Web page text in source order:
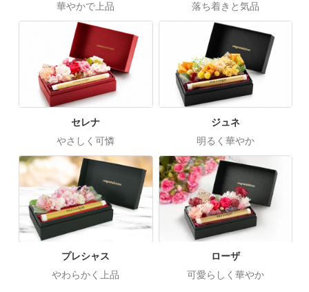
華やかで上品
落ち着きと気品
セレナ
やさしく可憐
ジュネ
明るく華やか
プレシャス
やわらかく上品
ローザ
可愛らしく華やか